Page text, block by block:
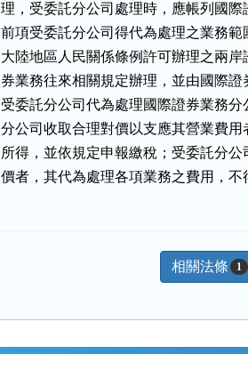
理，受委託分公司處理時，應帳列國際
前項受委託分公司得代為處理之業務
大陸地區人民關係條例許可辦理之兩
券業務往來相關規定辦理，並由國際證
受委託分公司代為處理國際證券業務
分公司收取合理對價以支應其營業費
所得，並依規定申報繳稅；受委託分
價者，其代為處理各項業務之費用，不
相關法條 1